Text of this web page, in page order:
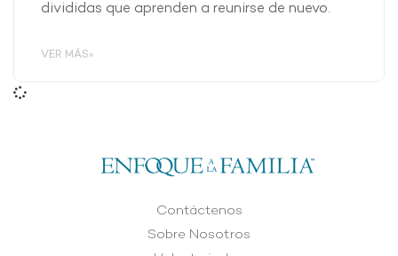
divididas que aprenden a reunirse de nuevo.
VER MÁS»
Contáctenos
Sobre Nosotros